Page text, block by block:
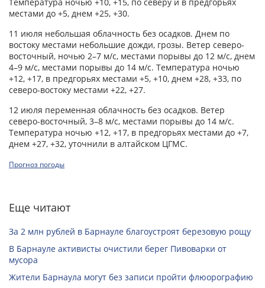
местами до +5, днем +25, +30.
11 июля небольшая облачность без осадков. Днем по
востоку местами небольшие дожди, грозы. Ветер северо-
восточный, ночью 2–7 м/с, местами порывы до 12 м/с, днем
4–9 м/с, местами порывы до 14 м/с. Температура ночью
+12, +17, в предгорьях местами +5, +10, днем +28, +33, по
северо-востоку местами +22, +27.
12 июля переменная облачность без осадков. Ветер
северо-восточный, 3–8 м/с, местами порывы до 14 м/с.
Температура ночью +12, +17, в предгорьях местами до +7,
днем +27, +32, уточнили в алтайском ЦГМС.
Прогноз погоды
Еще читают
За 2 млн рублей в Барнауле благоустроят березовую рощу
В Барнауле активисты очистили берег Пивоварки от
мусора
Жители Барнаула могут без записи пройти флюорографию